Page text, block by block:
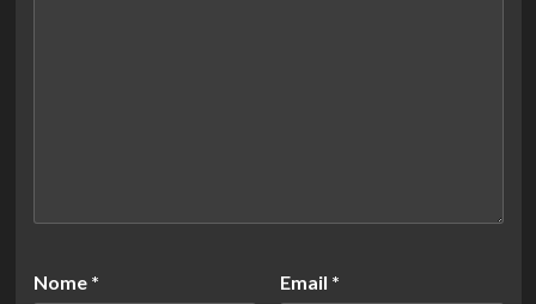
Nome * Email *